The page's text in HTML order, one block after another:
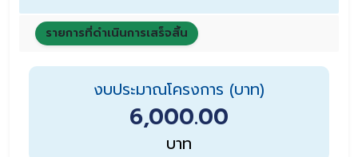
รายการที่ดำเนินการเสร็จสิ้น
งบประมาณโครงการ (บาท)
6,000.00
บาท